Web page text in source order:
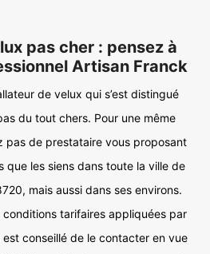
pas cher : pensez à
Artisan Franck
de velux qui s’est distingué
du tout chers. Pour une même
pas de prestataire vous proposant
que les siens dans toute la ville de
mais aussi dans ses environs.
conditions tarifaires appliquées par
conseillé de le contacter en vue